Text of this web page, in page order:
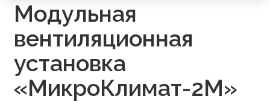
Модульная
вентиляционная
установка
«МикроКлимат-2М»